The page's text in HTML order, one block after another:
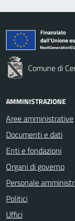
Comune di
AMMINISTRAZIONE
Aree amministrative
Documenti e dati
Enti e fondazioni
Organi di governo
Personale
Politici
Uffici